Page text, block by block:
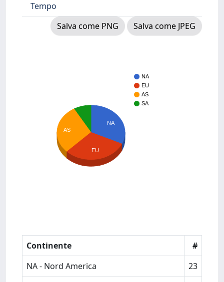
Tempo
Salva come PNG
Salva come JPEG
NA
EU
AS
SA
NA
AS
EU
Continente
#
NA - Nord America
23